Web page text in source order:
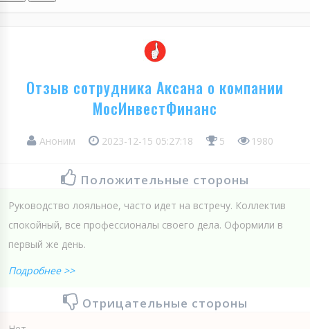
Отзыв сотрудника Аксана о компании
МосИнвестФинанс
Аноним 2023-12-15 05:27:18 5 1980
Положительные стороны
Руководство лояльное, часто идет на встречу. Коллектив
спокойный, все профессионалы своего дела. Оформили в
первый же день.
Подробнее >>
Отрицательные стороны